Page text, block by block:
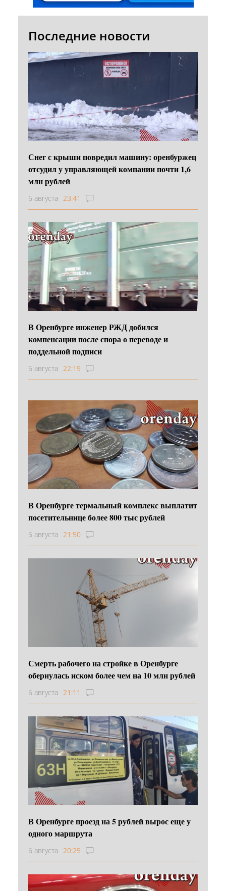
Последние новости
Снег с крыши повредил машину: оренбуржец
отсудил у управляющей компании почти 1,6
млн рублей
6 августа 23:41
В Оренбурге инженер РЖД добился
компенсации после спора о переводе и
поддельной подписи
6 августа 22:19
В Оренбурге термальный комплекс выплатит
посетительнице более 800 тыс рублей
6 августа 21:50
Смерть рабочего на стройке в Оренбурге
обернулась иском более чем на 10 млн рублей
6 августа 21:11
В Оренбурге проезд на 5 рублей вырос еще у
одного маршрута
6 августа 20:25